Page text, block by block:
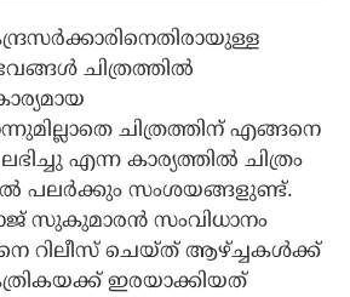
ചിത്രത്തില്‍
ചിത്രത്തിന് എങ്ങനെ
എന്ന കാര്യത്തില്‍ ചിത്രം
പലര്‍ക്കും സംശയങ്ങളുണ്ട്.
സുകുമാരന്‍ സംവിധാനം
റിലീസ് ചെയ്ത് ആഴ്ച്ചകള്‍ക്ക്
ഇരയാക്കിയത്